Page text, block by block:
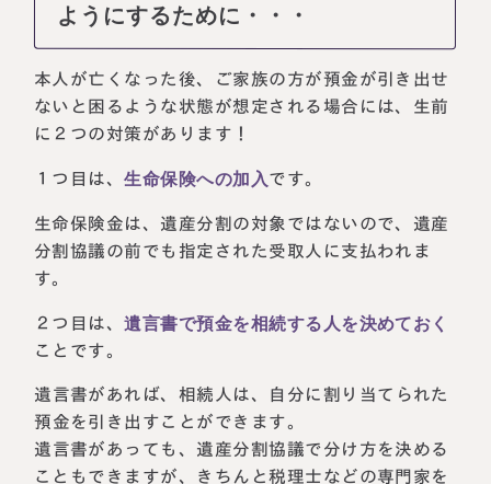
ようにするために・・・
本人が亡くなった後、ご家族の方が預金が引き出せ
ないと困るような状態が想定される場合には、生前
に２つの対策があります！
１つ目は、生命保険への加入 です。
生命保険金は、遺産分割の対象ではないので、遺産
分割協議の前でも指定された受取人に支払われま
す。
２つ目は、遺言書で預金を相続する人を決めておく
ことです。
遺言書があれば、相続人は、自分に割り当てられた
預金を引き出すことができます。
遺言書があっても、遺産分割協議で分け方を決める
こともできますが、きちんと税理士などの専門家を